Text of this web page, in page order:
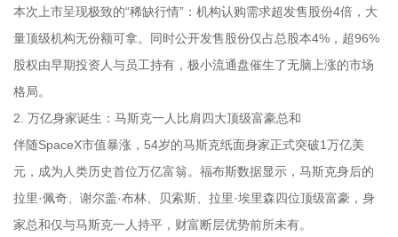
本次上市呈现极致的“稀缺行情”：机构认购需求超发售股份4倍，大
量顶级机构无份额可拿。同时公开发售股份仅占总股本4%，超96%
股权由早期投资人与员工持有，极小流通盘催生了无脑上涨的市场
格局。
2. 万亿身家诞生：马斯克一人比肩四大顶级富豪总和
伴随SpaceX市值暴涨，54岁的马斯克纸面身家正式突破1万亿美
元，成为人类历史首位万亿富翁。福布斯数据显示，马斯克身后的
拉里·佩奇、谢尔盖·布林、贝索斯、拉里·埃里森四位顶级富豪，身
家总和仅与马斯克一人持平，财富断层优势前所未有。